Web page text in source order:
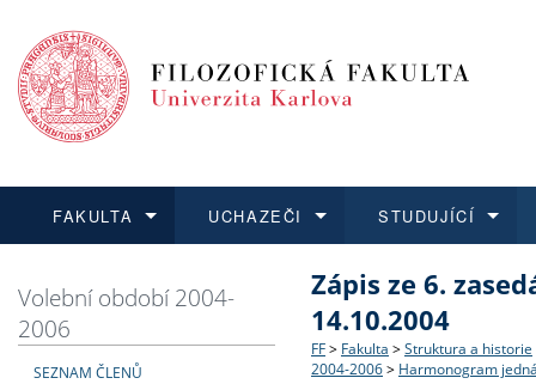
FAKULTA
Dozvědět se více
Struktura a historie
Strategie a další
UCHAZEČI
Podat přihlášku
Co studovat a jak se
Učitelské studijní
STUDUJÍCÍ
Dozvědět se více
Bakalářské a magisterské
Doktorské studium
Dozvědět se více
O vědě a výzkumu na FF
Akademické kvalifikace
Dozvědět se více
Aktuální nabídky a
Vyjíždějící studenti
Volební období 2004-
2006
SEZNAM ČLENŮ
Zápis ze 6.
14.10.2004
FF > Fakulta > Struktura a historie
2004-2006 > Harmonogram